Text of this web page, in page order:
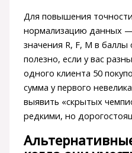
Для повышения
нормализацию данных
значения R, F, M в
полезно, если у вас
одного клиента 50
сумма у первого
выявить «скрытых
редкими, но